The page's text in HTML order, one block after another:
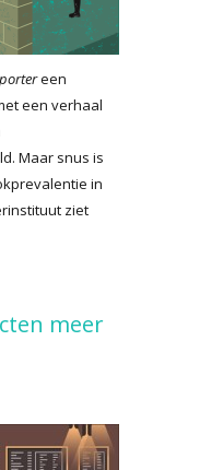
een
een verhaal
Maar snus is
in
ziet
meer